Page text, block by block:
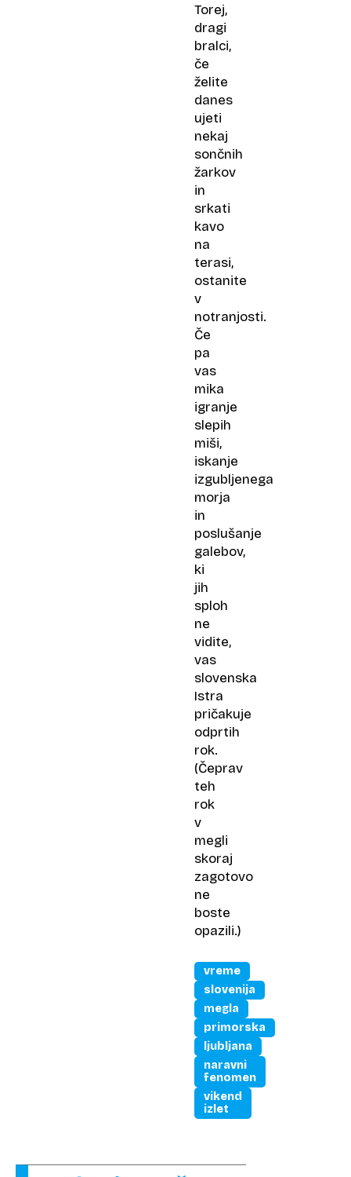
Torej,
dragi
bralci,
če
želite
danes
ujeti
nekaj
sončnih
žarkov
in
srkati
kavo
na
terasi,
ostanite
v
notranjosti.
Če
pa
vas
mika
igranje
slepih
miši,
iskanje
izgubljenega
morja
in
poslušanje
galebov,
ki
jih
sploh
ne
vidite,
vas
slovenska
Istra
pričakuje
odprtih
rok.
(Čeprav
teh
rok
v
megli
skoraj
zagotovo
ne
boste
opazili.)
vreme
slovenija
megla
primorska
ljubljana
naravni
fenomen
vikend
izlet